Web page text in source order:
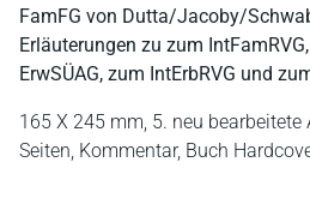
FamFG von Dutta/Jacoby/
Erläuterungen zu zum
ErwSÜAG, zum IntErbRVG und
165 X 245 mm, 5. neu bearbeitete
Seiten, Kommentar, Buch